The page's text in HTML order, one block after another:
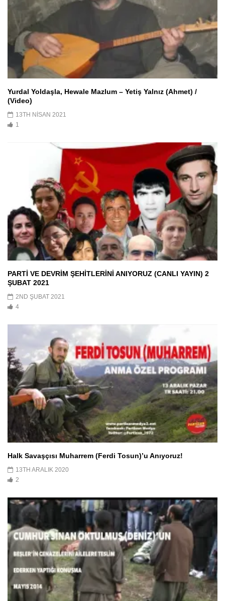
Yurdal Yoldaşla, Hewale Mazlum – Yetiş Yalnız (Ahmet) /
(Video)
13TH NISAN 2021
1
PARTİ VE DEVRİM ŞEHİTLERİNİ ANIYORUZ (CANLI YAYIN) 2
ŞUBAT 2021
2ND ŞUBAT 2021
4
Halk Savaşçısı Muharrem (Ferdi Tosun)’u Anıyoruz!
13TH ARALIK 2020
2